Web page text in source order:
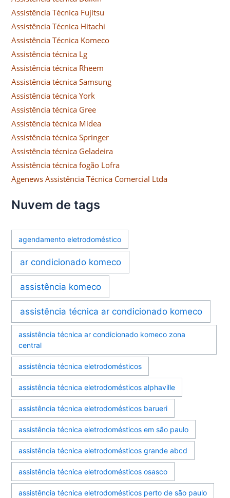
Assistência Técnica Fujitsu
Assistência Técnica Hitachi
Assistência Técnica Komeco
Assistência técnica Lg
Assistência técnica Rheem
Assistência técnica Samsung
Assistência técnica York
Assistência técnica Gree
Assistência técnica Midea
Assistência técnica Springer
Assistência técnica Geladeira
Assistência técnica fogão Lofra
Agenews Assistência Técnica Comercial Ltda
Nuvem de tags
agendamento eletrodoméstico
ar condicionado komeco
assistência komeco
assistência técnica ar condicionado komeco
assistência técnica ar condicionado komeco zona
central
assistência técnica eletrodomésticos
assistência técnica eletrodomésticos alphaville
assistência técnica eletrodomésticos barueri
assistência técnica eletrodomésticos em são paulo
assistência técnica eletrodomésticos grande abcd
assistência técnica eletrodomésticos osasco
assistência técnica eletrodomésticos perto de são paulo